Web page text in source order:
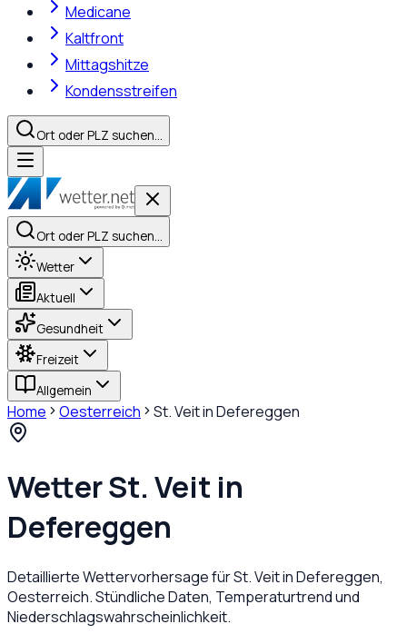
Medicane
Kaltfront
Mittagshitze
Kondensstreifen
Ort oder PLZ suchen…
Ort oder PLZ suchen…
Wetter
Aktuell
Gesundheit
Freizeit
Allgemein
Home Oesterreich St. Veit in Defereggen
WetterSt. Veit in
Defereggen
Detaillierte Wettervorhersage fürSt. Veit in Defereggen,
Oesterreich. Stündliche Daten, Temperaturtrend und
Niederschlagswahrscheinlichkeit.